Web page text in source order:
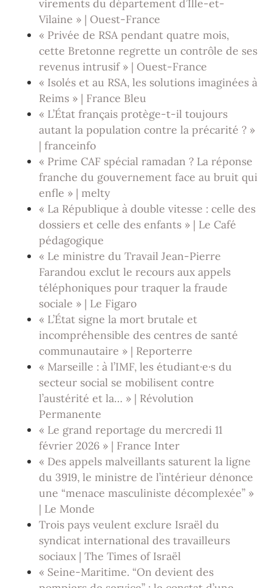
virements du département d’Ille-et-
Vilaine » | Ouest-France
« Privée de RSA pendant quatre mois,
cette Bretonne regrette un contrôle de ses
revenus intrusif » | Ouest-France
« Isolés et au RSA, les solutions imaginées à
Reims » | France Bleu
« L’État français protège-t-il toujours
autant la population contre la précarité ? »
| franceinfo
« Prime CAF spécial ramadan ? La réponse
franche du gouvernement face au bruit qui
enfle » | melty
« La République à double vitesse : celle des
dossiers et celle des enfants » | Le Café
pédagogique
« Le ministre du Travail Jean-Pierre
Farandou exclut le recours aux appels
téléphoniques pour traquer la fraude
sociale » | Le Figaro
« L’État signe la mort brutale et
incompréhensible des centres de santé
communautaire » | Reporterre
« Marseille : à l’IMF, les étudiant·e·s du
secteur social se mobilisent contre
l’austérité et la… » | Révolution
Permanente
« Le grand reportage du mercredi 11
février 2026 » | France Inter
« Des appels malveillants saturent la ligne
du 3919, le ministre de l’intérieur dénonce
une “menace masculiniste décomplexée” »
| Le Monde
Trois pays veulent exclure Israël du
syndicat international des travailleurs
sociaux | The Times of Israël
« Seine-Maritime. “On devient des